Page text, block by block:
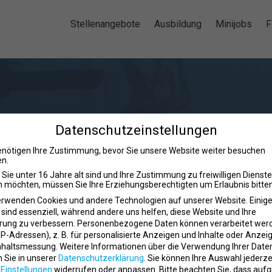
Stellenangebote Ausbildung Minijobs
Studium bei
Wuppertal Vohwinkel
Datenschutzeinstellungen
Ihre Zustimmung, bevor Sie unsere Website weiter besuchen
Sie unter 16 Jahre alt sind und Ihre Zustimmung zu freiwilligen
möchten, müssen Sie Ihre Erziehungsberechtigten um Erlaubnis
Cookies und andere Technologien auf unserer Website.
essenziell, während andere uns helfen, diese Website und Ihre
zu verbessern. Personenbezogene Daten können verarbeitet
Adressen), z. B. für personalisierte Anzeigen und Inhalte oder
Weitere Informationen über die Verwendung Ihrer
Sie in unserer Datenschutzerklärung Sie können Ihre Auswahl
Einstellungen widerrufen oder anpassen. Bitte beachten Sie, dass